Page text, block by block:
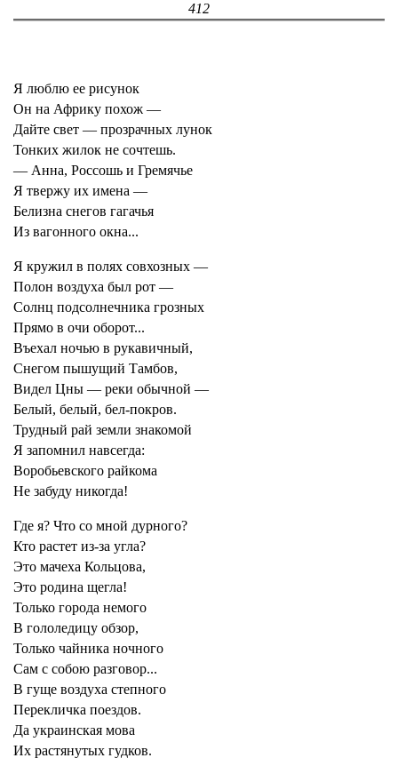
412
Я люблю ее рисунок
Он на Африку похож —
Дайте свет — прозрачных лунок
Тонких жилок не сочтешь.
— Анна, Россошь и Гремячье
Я твержу их имена —
Белизна снегов гагачья
Из вагонного окна...
Я кружил в полях совхозных —
Полон воздуха был рот —
Солнц подсолнечника грозных
Прямо в очи оборот...
Въехал ночью в рукавичный,
Снегом пышущий Тамбов,
Видел Цны — реки обычной —
Белый, белый, бел-покров.
Трудный рай земли знакомой
Я запомнил навсегда:
Воробьевского райкома
Не забуду никогда!
Где я? Что со мной дурного?
Кто растет из-за угла?
Это мачеха Кольцова,
Это родина щегла!
Только города немого
В гололедицу обзор,
Только чайника ночного
Сам с собою разговор...
В гуще воздуха степного
Перекличка поездов.
Да украинская мова
Их растянутых гудков.